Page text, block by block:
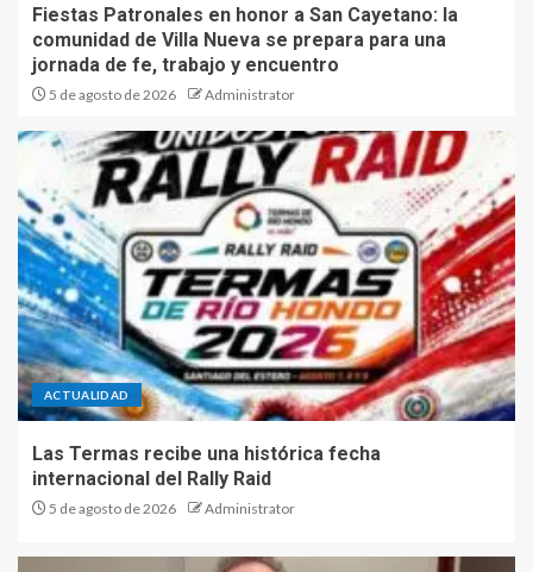
Fiestas Patronales en honor a San Cayetano: la
comunidad de Villa Nueva se prepara para una
jornada de fe, trabajo y encuentro
5 de agosto de 2026 Administrator
ACTUALIDAD
Las Termas recibe una histórica fecha
internacional del Rally Raid
5 de agosto de 2026 Administrator